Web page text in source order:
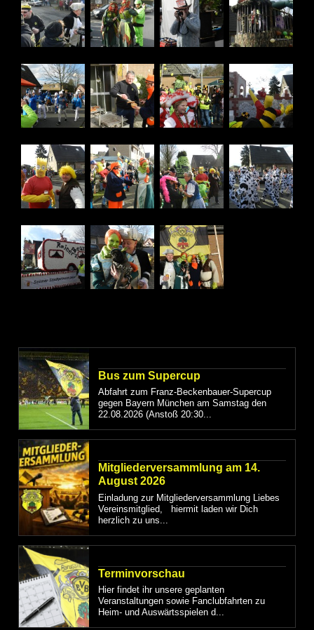
Bus zum Supercup
Abfahrt zum Franz-Beckenbauer-Supercup
gegen Bayern München am Samstag den
22.08.2026 (Anstoß 20:30...
Mitgliederversammlung am 14.
August 2026
Einladung zur Mitgliederversammlung Liebes
Vereinsmitglied, hiermit laden wir Dich
herzlich zu uns...
Terminvorschau
Hier findet ihr unsere geplanten
Veranstaltungen sowie Fanclubfahrten zu
Heim- und Auswärtsspielen d...